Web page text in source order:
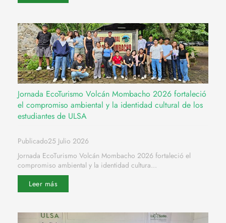
Jornada EcoTurismo Volcán Mombacho 2026 fortaleció
el compromiso ambiental y la identidad cultural de los
estudiantes de ULSA
Publicado25 Julio 2026
Jornada EcoTurismo Volcán Mombacho 2026 fortaleció el
compromiso ambiental y la identidad cultura...
Leer más